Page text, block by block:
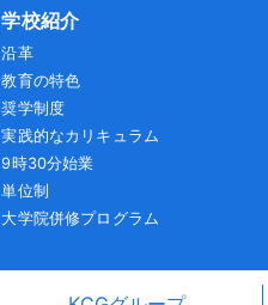
学校紹介
沿革
教育の特色
奨学制度
実践的なカリキュラム
9時30分始業
単位制
大学院併修プログラム